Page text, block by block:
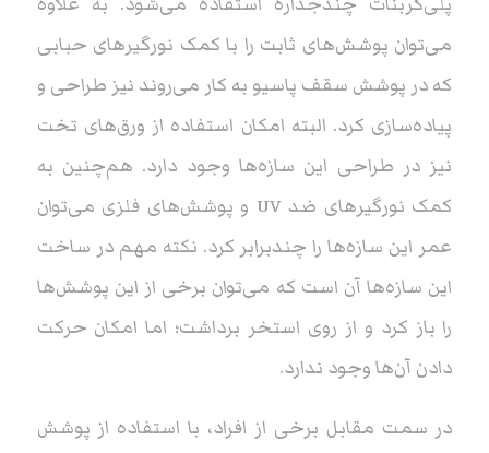
می‌توان پوشش‌های ثابت را با کمک نورگیرهای حبابی
که در پوشش‌ سقف پاسیو به کار می‌روند نیز طراحی و
پیاده‌سازی کرد. البته امکان استفاده از ورق‌های تخت
نیز در طراحی این سازه‌ها وجود دارد. هم‌چنین به
کمک نورگیرهای ضد UV‌ و پوشش‌های فلزی می‌توان
عمر این سازه‌ها را چندبرابر کرد. نکته مهم در ساخت
این سازه‌ها آن است که می‌توان برخی از این پوشش‌ها
را باز کرد و از روی استخر برداشت؛ اما امکان حرکت
دادن آن‌ها وجود ندارد.
در سمت مقابل برخی از افراد، با استفاده از پوشش